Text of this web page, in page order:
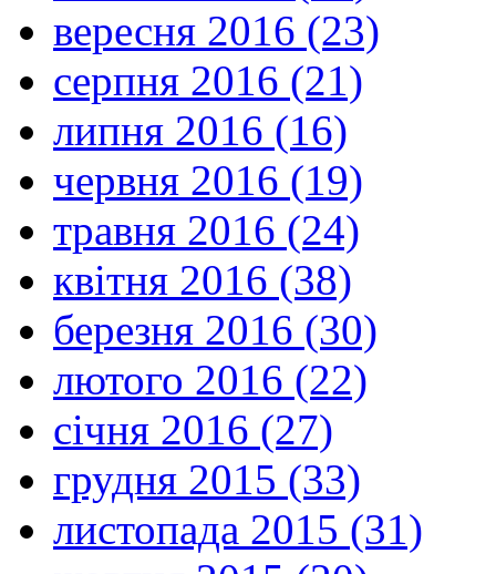
вересня 2016 (23)
серпня 2016 (21)
липня 2016 (16)
червня 2016 (19)
травня 2016 (24)
квітня 2016 (38)
березня 2016 (30)
лютого 2016 (22)
січня 2016 (27)
грудня 2015 (33)
листопада 2015 (31)